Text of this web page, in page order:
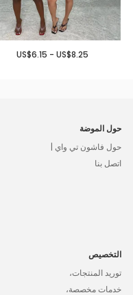
US$6.15 - US$8.25
حول الموضة
حول فاشون تي واي |
اتصل بنا
التخصيص
توريد المنتجات،
خدمات مخصصة،